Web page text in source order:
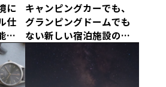
に
仕
ス
キャンピングカーでも、
グランピングドームでも
ない新しい宿泊施設のカ
タチ！ 海と山に囲まれた
熊野の最新型カプセルハ
ウス「ザ・グランスイー